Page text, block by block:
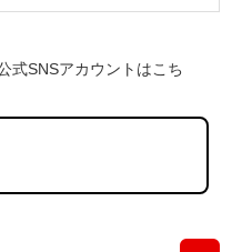
式SNSアカウントはこち